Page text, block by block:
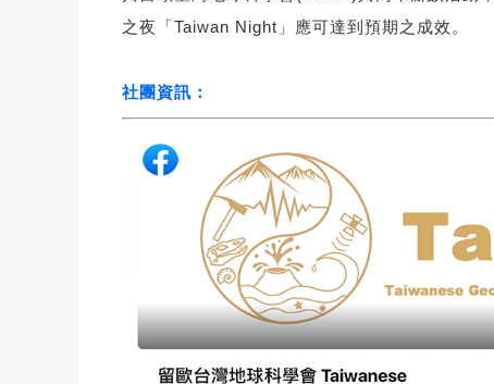
之夜「Taiwan Night」應可達到預期之成效。
社團資訊：